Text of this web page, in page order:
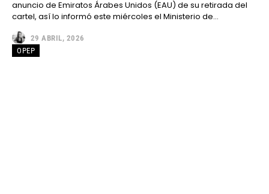
anuncio de Emiratos Árabes Unidos (EAU) de su retirada del
cartel, así lo informó este miércoles el Ministerio de...
29 ABRIL, 2026
OPEP